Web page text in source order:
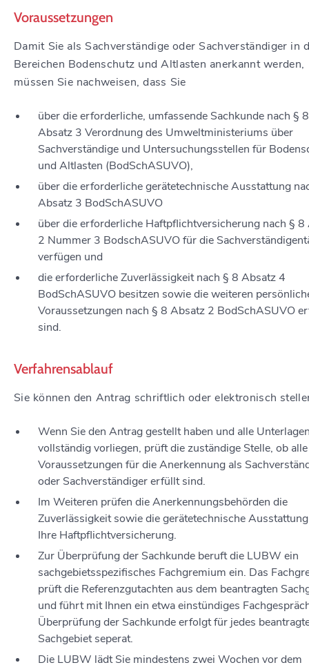
Voraussetzungen
Damit Sie als Sachverständige oder Sachverständiger in
Bereichen Bodenschutz und Altlasten anerkannt werden,
müssen Sie nachweisen, dass Sie
über die erforderliche, umfassende Sachkunde nach § 8
Absatz 3 Verordnung des Umweltministeriums über
Sachverständige und Untersuchungsstellen für
und Altlasten (BodSchASUVO),
über die erforderliche gerätetechnische Ausstattung
Absatz 3 BodSchASUVO
über die erforderliche Haftpflichtversicherung nach § 8
2 Nummer 3 BodschASUVO für die
verfügen und
die erforderliche Zuverlässigkeit nach § 8 Absatz 4
BodSchASUVO besitzen sowie die weiteren
Voraussetzungen nach § 8 Absatz 2 BodSchASUVO
sind.
Verfahrensablauf
Sie können den Antrag schriftlich oder elektronisch
Wenn Sie den Antrag gestellt haben und alle
vollständig vorliegen, prüft die zuständige Stelle, ob alle
Voraussetzungen für die Anerkennung als
oder Sachverständiger erfüllt sind.
Im Weiteren prüfen die Anerkennungsbehörden die
Zuverlässigkeit sowie die gerätetechnische
Ihre Haftpflichtversicherung.
Zur Überprüfung der Sachkunde beruft die LUBW ein
sachgebietsspezifisches Fachgremium ein. Das
prüft die Referenzgutachten aus dem beantragten
und führt mit Ihnen ein etwa einstündiges
Überprüfung der Sachkunde erfolgt für jedes
Sachgebiet seperat.
Die LUBW lädt Sie mindestens zwei Wochen vor dem